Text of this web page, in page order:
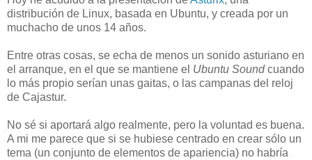
distribución de Linux, basada en Ubuntu, y creada por un
muchacho de unos 14 años.
Entre otras cosas, se echa de menos un sonido asturiano en
el arranque, en el que se mantiene el Ubuntu Soundcuando
lo más propio serían unas gaitas, o las campanas del reloj
de Cajastur.
No sé si aportará algo realmente, pero la voluntad es buena.
A mi me parece que si se hubiese centrado en crear sólo un
tema (un conjunto de elementos de apariencia) no habría